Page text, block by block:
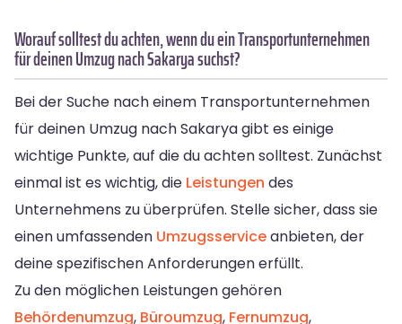
Worauf solltest du achten, wenn du ein Transportunternehmen
für deinen Umzug nach Sakarya suchst?
Bei der Suche nach einem Transportunternehmen
für deinen Umzug nach Sakarya gibt es einige
wichtige Punkte, auf die du achten solltest. Zunächst
einmal ist es wichtig, die Leistungen des
Unternehmens zu überprüfen. Stelle sicher, dass sie
einen umfassenden Umzugsserviceanbieten, der
deine spezifischen Anforderungen erfüllt.
Zu den möglichen Leistungen gehören
Behördenumzug, Büroumzug, Fernumzug,